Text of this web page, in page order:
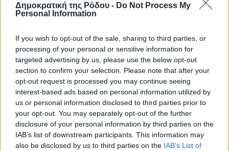
Δημοκρατική της Ρόδου - Do Not Process My
Personal Information
If you wish to opt-out of the sale, sharing to third parties, or
processing of your personal or sensitive information for
targeted advertising by us, please use the below opt-out
section to confirm your selection. Please note that after your
opt-out request is processed you may continue seeing
interest-based ads based on personal information utilized by
us or personal information disclosed to third parties prior to
your opt-out. You may separately opt-out of the further
disclosure of your personal information by third parties on the
IAB’s list of downstream participants. This information may
also be disclosed by us to third parties on the IAB’s List of